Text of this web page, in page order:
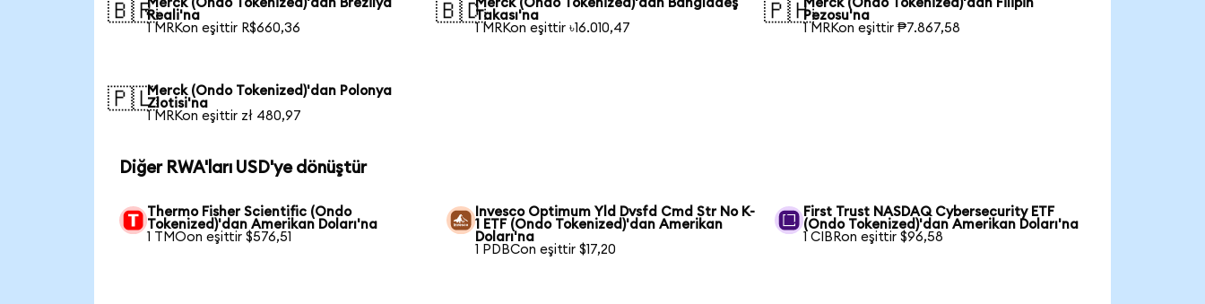
🇧🇷Merck (Ondo Tokenized)'dan Brezilya
Reali'na
1 MRKon eşittir R$660,36
🇧🇩Merck (Ondo Tokenized)'dan Bangladeş
Takası'na
1 MRKon eşittir ৳16.010,47
🇵🇭Merck (Ondo Tokenized)'dan Filipin
Pezosu'na
1 MRKon eşittir ₱7.867,58
🇵🇱Merck (Ondo Tokenized)'dan Polonya
Zlotisi'na
1 MRKon eşittir zł 480,97
Diğer RWA'ları USD'ye dönüştür
Thermo Fisher Scientific (Ondo
Tokenized)'dan Amerikan Doları'na
1 TMOon eşittir $576,51
Invesco Optimum Yld Dvsfd Cmd Str No K-
1 ETF (Ondo Tokenized)'dan Amerikan
Doları'na
1 PDBCon eşittir $17,20
First Trust NASDAQ Cybersecurity ETF
(Ondo Tokenized)'dan Amerikan Doları'na
1 CIBRon eşittir $96,58